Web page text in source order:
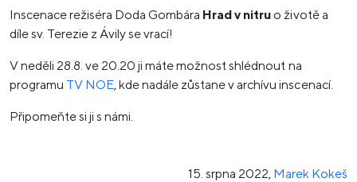
Inscenace režiséra Doda Gombára Hrad v nitruo životě a
díle sv. Terezie z Ávily se vrací!
V neděli 28.8. ve 20.20 ji máte možnost shlédnout na
programu TV NOE, kde nadále zůstane v archívu inscenací.
Připomeňte si ji s námi.
15. srpna 2022, Marek Kokeš